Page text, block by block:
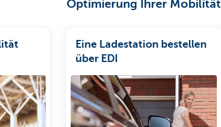
Optimierung Ihrer Mobilität
Eine Ladestation bestellen
über EDI